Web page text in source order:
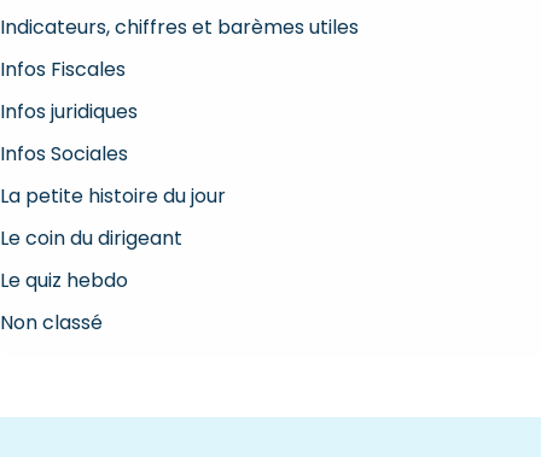
Indicateurs, chiffres et barèmes utiles
Infos Fiscales
Infos juridiques
Infos Sociales
La petite histoire du jour
Le coin du dirigeant
Le quiz hebdo
Non classé